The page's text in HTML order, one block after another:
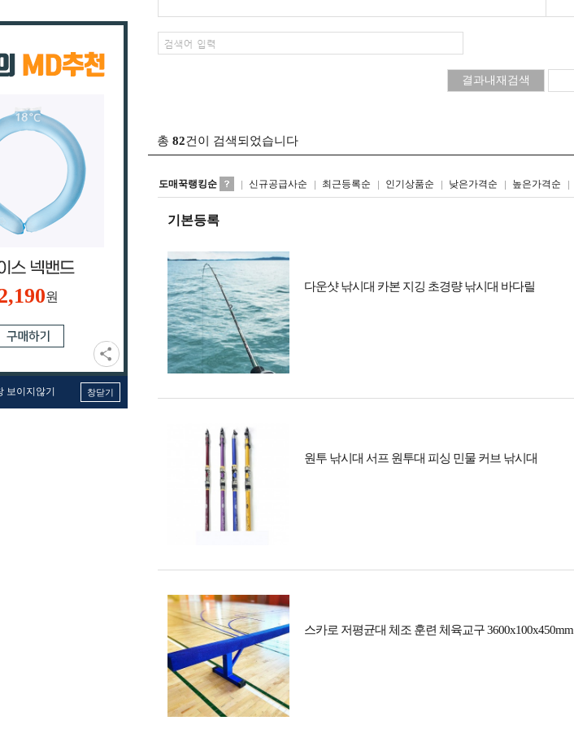
원
보이지않기 창닫기
총 82건이 검색되었습니다
도매꾹랭킹순 신규공급사순 최근등록순 인기상품순 낮은가격순 높은가격순
리스트형갤러리형
기본등록
다운샷 낚시대 카본 지깅 초경량 낚시대 바다릴
원투 낚시대 서프 원투대 피싱 민물 커브 낚시대
스카로 저평균대 체조 훈련 체육교구 3600x100x450mm